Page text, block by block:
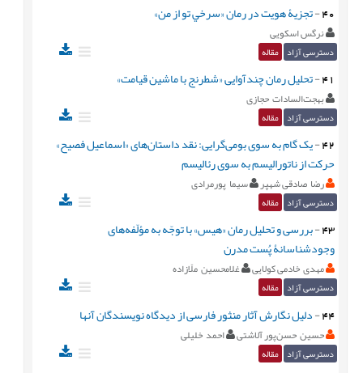
40
-تجزيۀ هويت در رمان «سرخي تو از من»
نرگس اسکویی
دسترسی آزاد مقاله
41
-تحلیل رمان چندآوایی «شطرنج با ماشین قیامت»
بهجت‌السادات حجازی
دسترسی آزاد مقاله
42
-یک گام به سوی بومی‌گرایی: نقد داستان‌های «اسماعیل فصیح»
حرکت از ناتورالیسم به سوی رئالیسم
رضا صادقی شهپر سیما پورمرادی
دسترسی آزاد مقاله
43
-بررسی و تحلیل رمان «هیس» با توجّه به مؤلّفه‌های
وجودشناسانۀ پُست مدرن
مهدی خادمی کولایی غلامحسین ملّازاده
دسترسی آزاد مقاله
44
-دلیل نگارش آثار منثور فارسی از دیدگاه نویسندگان آنها
حسین حسن‌پور آلاشتی احمد خلیلی
دسترسی آزاد مقاله